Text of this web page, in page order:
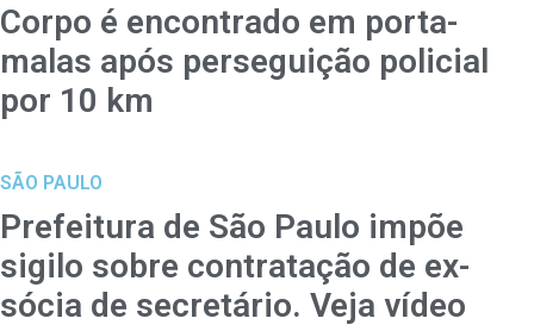
Corpo é encontrado em porta-
malas após perseguição policial
por 10 km
SÃO PAULO
Prefeitura de São Paulo impõe
sigilo sobre contratação de ex-
sócia de secretário. Veja vídeo